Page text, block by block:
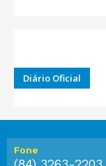
Diário Oficial
Fone